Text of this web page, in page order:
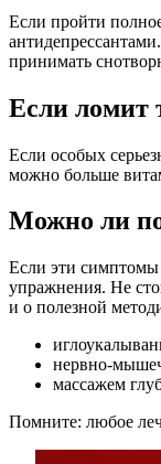
Если пройти
принимать
Если ломит
Если особых
можно больше
Можно ли
Если эти симптомы
упражнения. Не
и о полезной
нервно-
массажем
Помните: любое